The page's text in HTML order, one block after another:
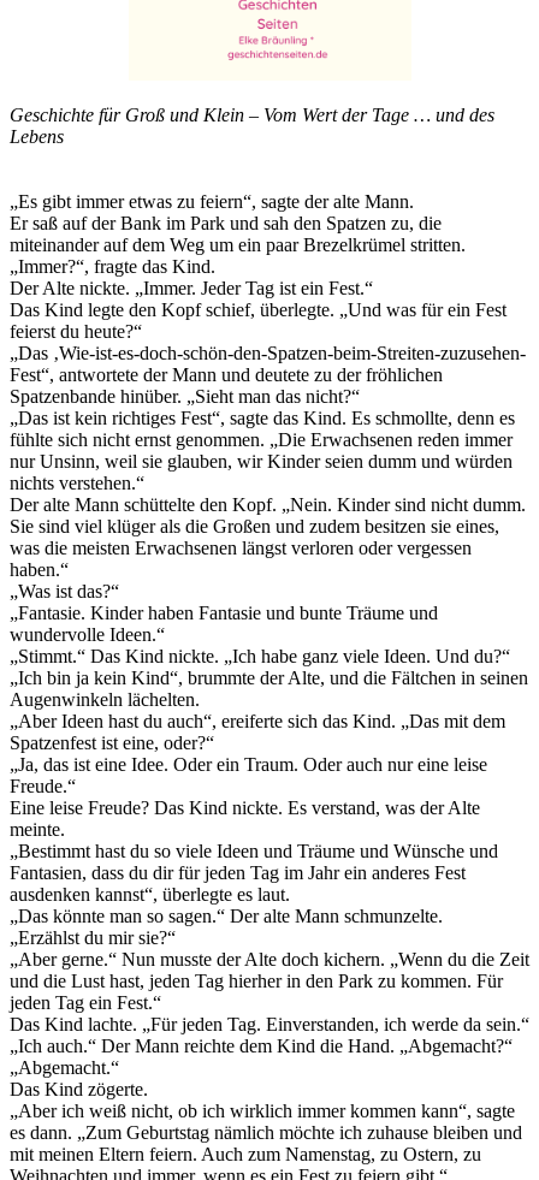
Geschichte für Groß und Klein – Vom Wert der Tage … und des
Lebens
„Es gibt immer etwas zu feiern“, sagte der alte Mann.
Er saß auf der Bank im Park und sah den Spatzen zu, die
miteinander auf dem Weg um ein paar Brezelkrümel stritten.
„Immer?“, fragte das Kind.
Der Alte nickte. „Immer. Jeder Tag ist ein Fest.“
Das Kind legte den Kopf schief, überlegte. „Und was für ein Fest
feierst du heute?“
„Das ‚Wie-ist-es-doch-schön-den-Spatzen-beim-Streiten-zuzusehen-
Fest“, antwortete der Mann und deutete zu der fröhlichen
Spatzenbande hinüber. „Sieht man das nicht?“
„Das ist kein richtiges Fest“, sagte das Kind. Es schmollte, denn es
fühlte sich nicht ernst genommen. „Die Erwachsenen reden immer
nur Unsinn, weil sie glauben, wir Kinder seien dumm und würden
nichts verstehen.“
Der alte Mann schüttelte den Kopf. „Nein. Kinder sind nicht dumm.
Sie sind viel klüger als die Großen und zudem besitzen sie eines,
was die meisten Erwachsenen längst verloren oder vergessen
haben.“
„Was ist das?“
„Fantasie. Kinder haben Fantasie und bunte Träume und
wundervolle Ideen.“
„Stimmt.“ Das Kind nickte. „Ich habe ganz viele Ideen. Und du?“
„Ich bin ja kein Kind“, brummte der Alte, und die Fältchen in seinen
Augenwinkeln lächelten.
„Aber Ideen hast du auch“, ereiferte sich das Kind. „Das mit dem
Spatzenfest ist eine, oder?“
„Ja, das ist eine Idee. Oder ein Traum. Oder auch nur eine leise
Freude.“
Eine leise Freude? Das Kind nickte. Es verstand, was der Alte
meinte.
„Bestimmt hast du so viele Ideen und Träume und Wünsche und
Fantasien, dass du dir für jeden Tag im Jahr ein anderes Fest
ausdenken kannst“, überlegte es laut.
„Das könnte man so sagen.“ Der alte Mann schmunzelte.
„Erzählst du mir sie?“
„Aber gerne.“ Nun musste der Alte doch kichern. „Wenn du die Zeit
und die Lust hast, jeden Tag hierher in den Park zu kommen. Für
jeden Tag ein Fest.“
Das Kind lachte. „Für jeden Tag. Einverstanden, ich werde da sein.“
„Ich auch.“ Der Mann reichte dem Kind die Hand. „Abgemacht?“
„Abgemacht.“
Das Kind zögerte.
„Aber ich weiß nicht, ob ich wirklich immer kommen kann“, sagte
es dann. „Zum Geburtstag nämlich möchte ich zuhause bleiben und
mit meinen Eltern feiern. Auch zum Namenstag, zu Ostern, zu
Weihnachten und immer, wenn es ein Fest zu feiern gibt.“